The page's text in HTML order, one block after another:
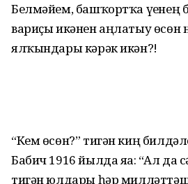
Белмәйем, башҡортҡа үҙенең
вариҫы икәнен аңлатыу өсөн
ялҡындары кәрәк икән?!
“Кем өсөн?” тигән киң
Бабич 1916 йылда яҙа: “Ал да
тигән юлдары һәр